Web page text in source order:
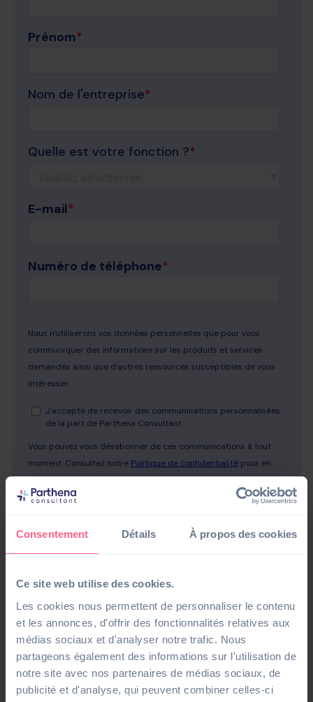
Consentement Détails À propos des cookies
Ce site web utilise des cookies.
Les cookies nous permettent de personnaliser le contenu
et les annonces, d'offrir des fonctionnalités relatives aux
médias sociaux et d'analyser notre trafic. Nous
partageons également des informations sur l'utilisation de
notre site avec nos partenaires de médias sociaux, de
publicité et d'analyse, qui peuvent combiner celles-ci